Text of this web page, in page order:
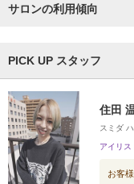
サロンの利用傾向
PICK UP スタッフ
住田
スミダ
アイリス
お客